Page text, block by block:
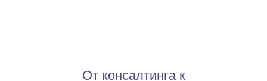
От консалтинга к